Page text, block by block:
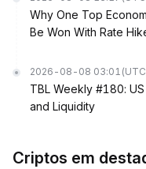
Why One Top
Be Won With Rate
2026-08-08 03:01
TBL Weekly #180:
and Liquidity
Criptos em